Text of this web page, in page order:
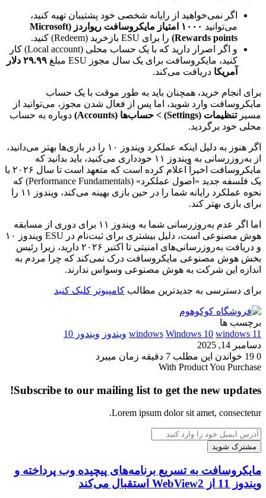
اگر نمی‌خواهید از رایانه شخصی خود پشتیبان تهیه کنید،
می‌توانید
۱۰۰۰ امتیاز مایکروسافت ریواردز (Microsoft
Rewards points) را برای ESU بازخرید (Redeem) کنید.
و اگر اصرار دارید که با یک حساب محلی (Local account) کار
کنید، مایکروسافت برای یک سال مجوز ESU مبلغ
۲۹.۹۹ دلار
آمریکا دریافت می‌کند.
برای انجام خرید، همچنان باید به طور موقت با یک حساب
مایکروسافت وارد شوید، اما پس از فعال شدن مجوز، می‌توانید از
مسیرتنظیمات (Settings) > حساب‌ها (Accounts)
دوباره به حساب
محلی خود برگردید.
اگر هنوز به دلیل اینکه عملکرد ویندوز ۱۰ را در بازی‌ها بهتر می‌دانید،
از به‌روزرسانی به ویندوز ۱۱ خودداری می‌کنید، باید بدانید که
مایکروسافت اخیراً اعلام کرده است که متعهد است تا سال ۲۰۲۶ با
یک فلسفه جدید «اصول عملکرد» (Performance Fundamentals) که
نحوه عملکرد رایانه شما را در حین بازی بهینه می‌کند، ویندوز ۱۱ را
برای بازی بهتر کند.
اما اگر عدم به‌روزرسانی شما به ویندوز ۱۱ برای دوری از مسابقه
هوش مصنوعی است، دلیل بیشتری برای ثبت‌نام در ESU ویندوز ۱۰
و دریافت به‌روزرسانی‌های امنیتی تا اکتبر ۲۰۲۶ دارید، زیرا رئیس
بخش هوش مصنوعی مایکروسافت درک نمی‌کند که چرا مردم به
اندازه این شرکت به هوش مصنوعی وسواس ندارند.
برای دسترسی به جدیدترین مطالب کامپیوتر کلیک کنبد
برچسب ها
windows Windows 10 windows 11 ویندوز ویندوز 10
دسامبر 14, 2025
0
خواندن این مطلب 7 دقیقه زمان میبرد
With Product You Purchase
Subscribe to our mailing list to get the new updates!
Lorem ipsum dolor sit amet, consectetur.
آدرس
ایمیل
خود
وارد
کنید
مایکروسافت
تسریع
مایکروسافت به تسریع برنامه‌های پیچیده وب پرداخته و
ویندوز 11 از WebView2 استقبال می‌کند